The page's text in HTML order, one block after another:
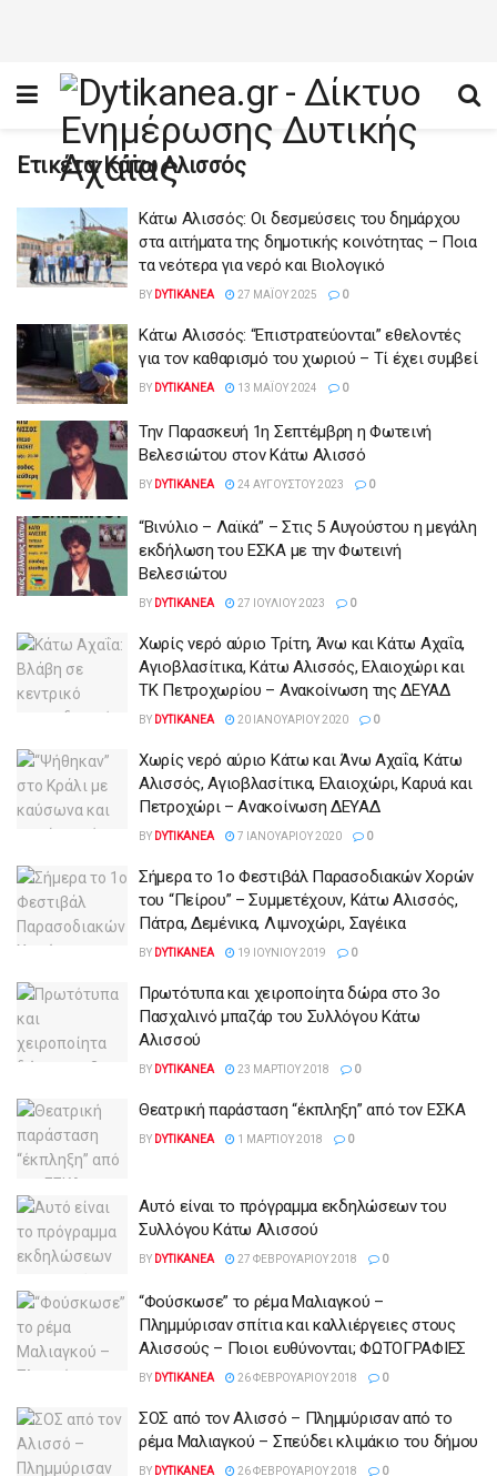
Ετικέτα:Κάτω Αλισσός
Κάτω Αλισσός: Οι δεσμεύσεις του δημάρχου
στα αιτήματα της δημοτικής κοινότητας – Ποια
τα νεότερα για νερό και Βιολογικό
BY DYTIKANEA 27 ΜΑΪ́ΟΥ 2025 0
Κάτω Αλισσός: “Επιστρατεύονται” εθελοντές
για τον καθαρισμό του χωριού – Τί έχει συμβεί
BY DYTIKANEA 13 ΜΑΪ́ΟΥ 2024 0
Την Παρασκευή 1η Σεπτέμβρη η Φωτεινή
Βελεσιώτου στον Κάτω Αλισσό
BY DYTIKANEA 24 ΑΥΓΟΎΣΤΟΥ 2023 0
“Βινύλιο – Λαϊκά” – Στις 5 Αυγούστου η μεγάλη
εκδήλωση του ΕΣΚΑ με την Φωτεινή
Βελεσιώτου
BY DYTIKANEA 27 ΙΟΥΛΊΟΥ 2023 0
Χωρίς νερό αύριο Τρίτη, Άνω και Κάτω Αχαΐα,
Αγιοβλασίτικα, Κάτω Αλισσός, Ελαιοχώρι και
ΤΚ Πετροχωρίου – Ανακοίνωση της ΔΕΥΑΔ
BY DYTIKANEA 20 ΙΑΝΟΥΑΡΊΟΥ 2020 0
Χωρίς νερό αύριο Κάτω και Άνω Αχαΐα, Κάτω
Αλισσός, Αγιοβλασίτικα, Ελαιοχώρι, Καρυά και
Πετροχώρι – Ανακοίνωση ΔΕΥΑΔ
BY DYTIKANEA 7 ΙΑΝΟΥΑΡΊΟΥ 2020 0
Σήμερα το 1ο Φεστιβάλ Παρασοδιακών Χορών
του “Πείρου” – Συμμετέχουν, Κάτω Αλισσός,
Πάτρα, Δεμένικα, Λιμνοχώρι, Σαγέικα
BY DYTIKANEA 19 ΙΟΥΝΊΟΥ 2019 0
Πρωτότυπα και χειροποίητα δώρα στο 3ο
Πασχαλινό μπαζάρ του Συλλόγου Κάτω
Αλισσού
BY DYTIKANEA 23 ΜΑΡΤΊΟΥ 2018 0
Θεατρική παράσταση “έκπληξη” από τον ΕΣΚΑ
BY DYTIKANEA 1 ΜΑΡΤΊΟΥ 2018 0
Αυτό είναι το πρόγραμμα εκδηλώσεων του
Συλλόγου Κάτω Αλισσού
BY DYTIKANEA 27 ΦΕΒΡΟΥΑΡΊΟΥ 2018 0
“Φούσκωσε” το ρέμα Μαλιαγκού –
Πλημμύρισαν σπίτια και καλλιέργειες στους
Αλισσούς – Ποιοι ευθύνονται; ΦΩΤΟΓΡΑΦΙΕΣ
BY DYTIKANEA 26 ΦΕΒΡΟΥΑΡΊΟΥ 2018 0
ΣΟΣ από τον Αλισσό – Πλημμύρισαν από το
ρέμα Μαλιαγκού – Σπεύδει κλιμάκιο του δήμου
BY DYTIKANEA 26 ΦΕΒΡΟΥΑΡΊΟΥ 2018 0